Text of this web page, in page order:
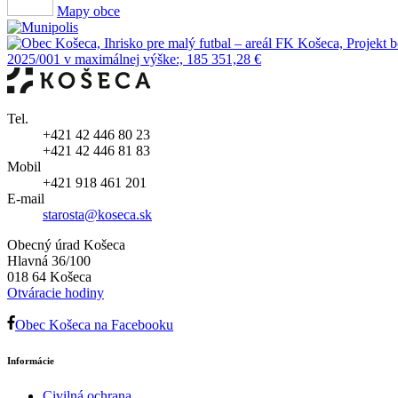
Mapy obce
Tel.
+421 42 446 80 23
+421 42 446 81 83
Mobil
+421 918 461 201
E-mail
starosta@koseca.sk
Obecný úrad Košeca
Hlavná 36/100
018 64 Košeca
Otváracie hodiny
Obec Košeca na Facebooku
Informácie